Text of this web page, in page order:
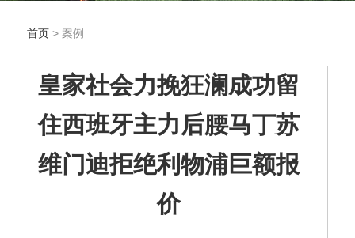
首页> 案例
皇家社会力挽狂澜成功留
住西班牙主力后腰马丁苏
维门迪拒绝利物浦巨额报
价